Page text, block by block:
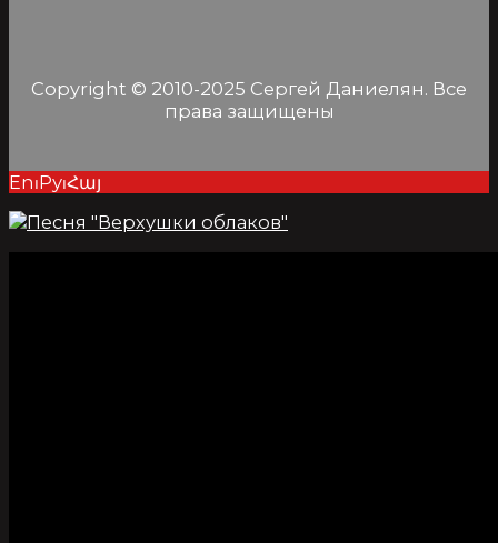
Copyright © 2010-2025 Сергей Даниелян. Все
права защищены
En⏐Ру⏐Հայ